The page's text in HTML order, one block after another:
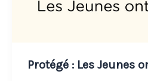
Protégé : Les Jeunes